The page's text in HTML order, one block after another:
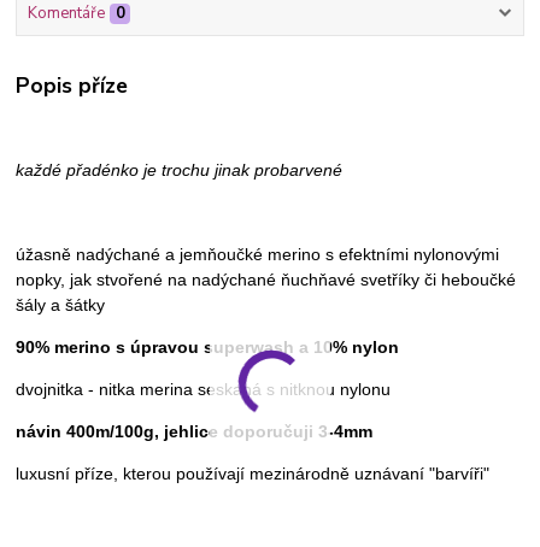
Komentáře 0
Popis příze
každé přadénko je trochu jinak probarvené
úžasně nadýchané a jemňoučké merino s efektními nylonovými
nopky, jak stvořené na nadýchané ňuchňavé svetříky či heboučké
šály a šátky
90% merino s úpravou superwash a 10% nylon
dvojnitka - nitka merina seskaná s nitknou nylonu
návin 400m/100g, jehlice doporučuji 3-4mm
luxusní příze, kterou používají mezinárodně uznávaní "barvíři"